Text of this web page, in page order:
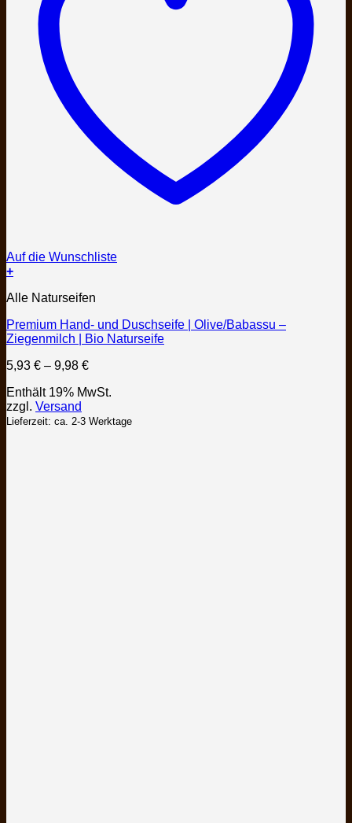
Auf die Wunschliste
+
Produkt
mehrere
Varianten
Die
können
auf
der
Alle Naturseifen
Premium Hand- und Duschseife | Olive/Babassu –
Ziegenmilch | Bio Naturseife
5,93 € – 9,98 €Preisspanne:
bis
Enthält 19% MwSt.
zzgl. Versand
Lieferzeit: ca. 2-3 Werktage